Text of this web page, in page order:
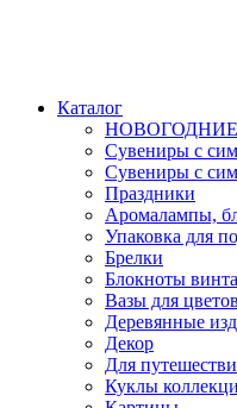
Каталог
Сувениры с
Сувениры с
Праздники
Аромалампы,
Упаковка для
Брелки
Блокноты
Вазы для цветов
Деревянные
Декор
Для
Куклы